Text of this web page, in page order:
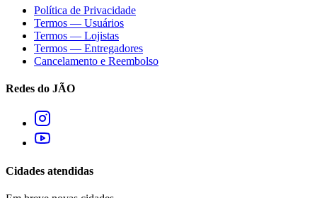
Política de Privacidade
Termos — Usuários
Termos — Lojistas
Termos — Entregadores
Cancelamento e Reembolso
Redes do JÃO
Cidades atendidas